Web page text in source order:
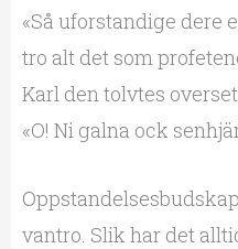
«Så uforstandige dere
tro alt det som
Karl den tolvtes
«O! Ni galna ock
vantro. Slik har det